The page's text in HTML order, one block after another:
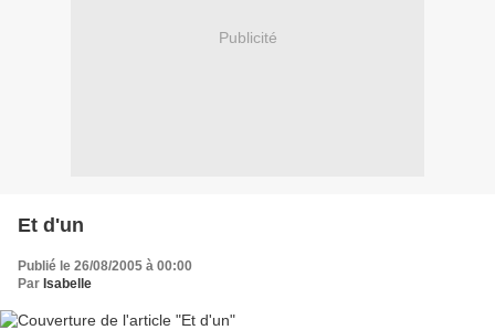
Publicité
Et d'un
Publié le 26/08/2005 à 00:00
Par Isabelle